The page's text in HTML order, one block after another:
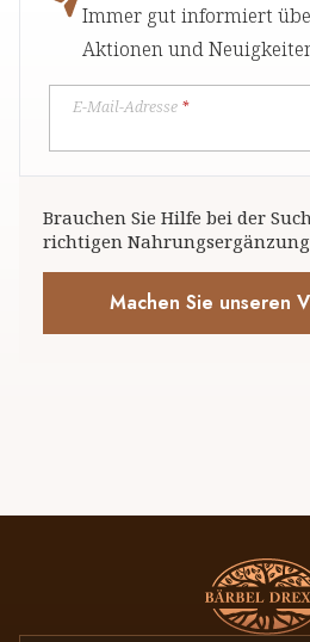
Immer gut informiert
Aktionen und
E-Mail-Adresse *
Brauchen Sie Hilfe bei der
richtigen
Machen Sie unseren